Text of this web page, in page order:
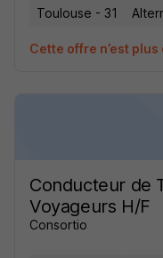
Toulouse - 31
Cette offre n’est
Conducteur de
Voyageurs H/F
Consortio